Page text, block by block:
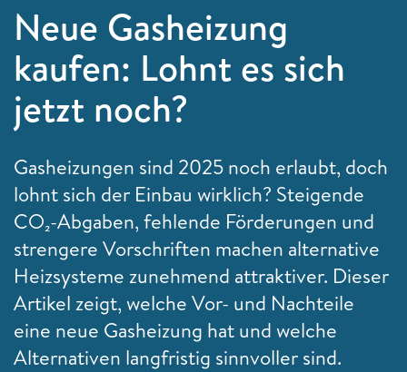
Neue Gasheizung
kaufen: Lohnt es sich
jetzt noch?
Gasheizungen sind 2025 noch erlaubt, doch
lohnt sich der Einbau wirklich? Steigende
CO₂-Abgaben, fehlende Förderungen und
strengere Vorschriften machen alternative
Heizsysteme zunehmend attraktiver. Dieser
Artikel zeigt, welche Vor- und Nachteile
eine neue Gasheizung hat und welche
Alternativen langfristig sinnvoller sind.